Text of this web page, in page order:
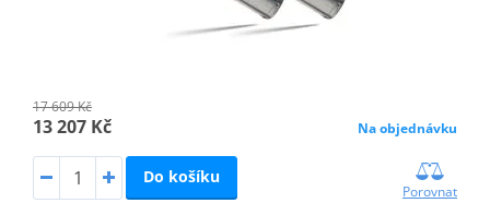
17 609 Kč
13 207 Kč Na objednávku
Do košíku
Porovnat